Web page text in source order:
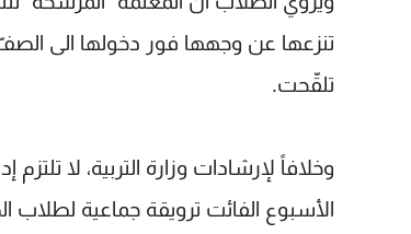
تنزعها عن وجهها فور دخولها الى
تلقّحت.
وخلافاً لإرشادات وزارة التربية، لا
الأسبوع الفائت ترويقة جماعية لطلاب